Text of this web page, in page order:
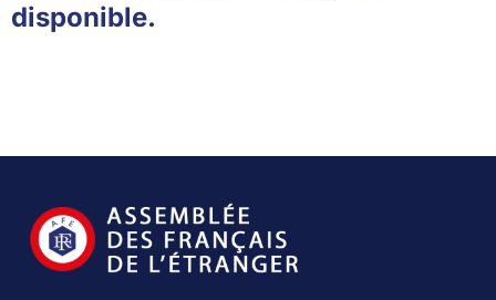
disponible.